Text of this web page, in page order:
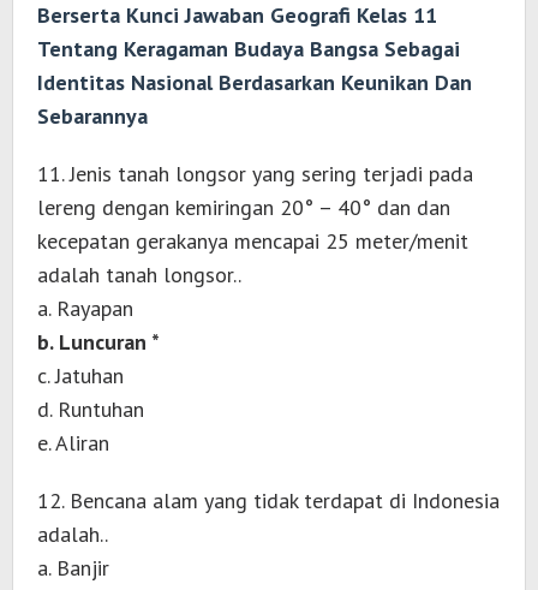
Berserta Kunci Jawaban Geografi Kelas 11
Tentang Keragaman Budaya Bangsa Sebagai
Identitas Nasional Berdasarkan Keunikan Dan
Sebarannya
11. Jenis tanah longsor yang sering terjadi pada
lereng dengan kemiringan 20° – 40° dan dan
kecepatan gerakanya mencapai 25 meter/menit
adalah tanah longsor..
a. Rayapan
b. Luncuran *
c. Jatuhan
d. Runtuhan
e. Aliran
12. Bencana alam yang tidak terdapat di Indonesia
adalah..
a. Banjir